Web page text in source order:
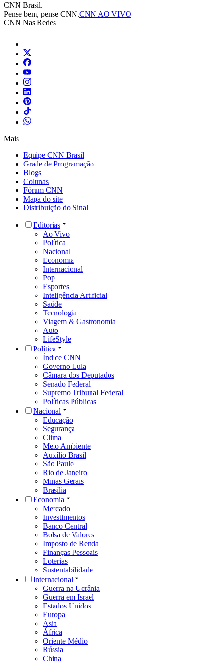
CNN Brasil.
Pense bem, pense CNN.CNN AO VIVO
CNN Nas Redes
Mais
Equipe CNN Brasil
Grade de Programação
Blogs
Colunas
Fórum CNN
Mapa do site
Distribuição do Sinal
Editorias
Ao Vivo
Política
Nacional
Economia
Internacional
Pop
Esportes
Inteligência Artificial
Saúde
Tecnologia
Viagem & Gastronomia
Auto
LifeStyle
Política
Índice CNN
Governo Lula
Câmara dos Deputados
Senado Federal
Supremo Tribunal Federal
Políticas Públicas
Nacional
Educação
Segurança
Clima
Meio Ambiente
Auxílio Brasil
São Paulo
Rio de Janeiro
Minas Gerais
Brasília
Economia
Mercado
Investimentos
Banco Central
Bolsa de Valores
Imposto de Renda
Finanças Pessoais
Loterias
Sustentabilidade
Internacional
Guerra na Ucrânia
Guerra em Israel
Estados Unidos
Europa
Ásia
África
Oriente Médio
Rússia
China